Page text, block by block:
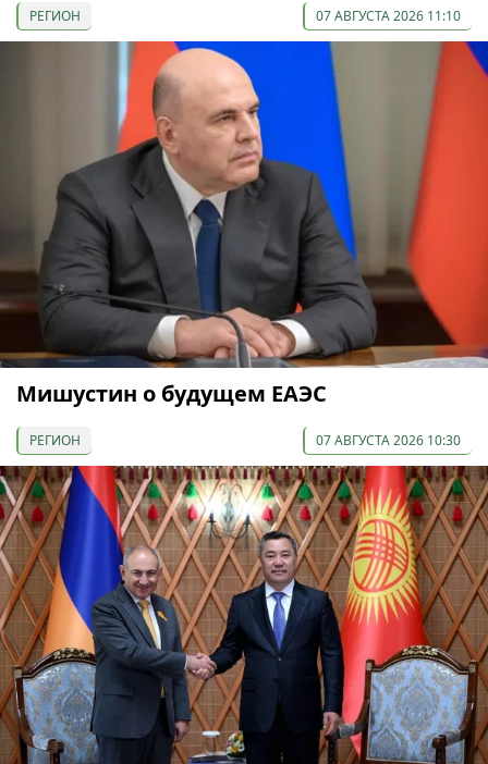
РЕГИОН 07 АВГУСТА 2026 11:10
Мишустин о будущем ЕАЭС
РЕГИОН 07 АВГУСТА 2026 10:30